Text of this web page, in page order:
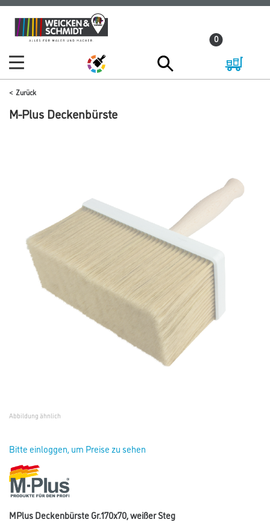
Zum
Inhalt
Zum
Navigationsmenü
0
Zurück
M-Plus Deckenbürste
Abbildung ähnlich
Bitte einloggen, um Preise zu sehen
MPlus Deckenbürste Gr.170x70, weißer Steg